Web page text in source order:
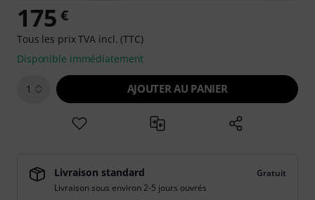
175 €
Tous les prix TVA incl. (TTC)
Disponible immédiatement
1 AJOUTER AU PANIER
Livraison standard
Gratuit
Livraison sous environ 2-5 jours ouvrés